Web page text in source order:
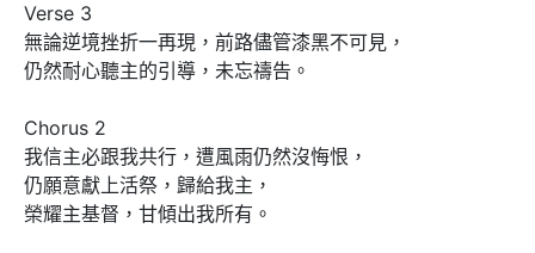
Verse 3
無論逆境挫折一再現，前路儘管漆黑不可見，
仍然耐心聽主的引導，未忘禱告。
Chorus 2
我信主必跟我共行，遭風雨仍然沒悔恨，
仍願意獻上活祭，歸給我主，
榮耀主基督，甘傾出我所有。